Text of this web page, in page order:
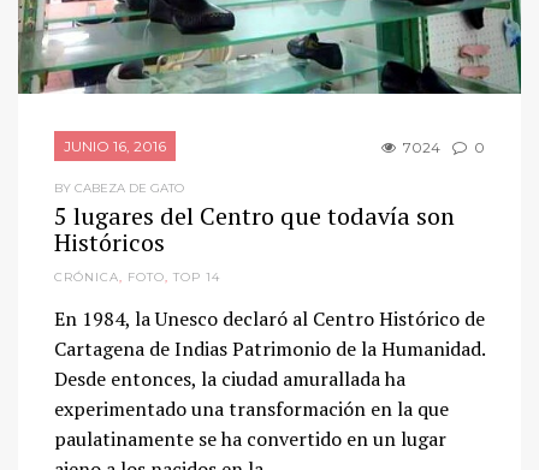
JUNIO 16, 2016 7024 0
BY CABEZA DE GATO
5 lugares del Centro que todavía son
Históricos
CRÓNICA, FOTO, TOP 14
En 1984, la Unesco declaró al Centro Histórico de
Cartagena de Indias Patrimonio de la Humanidad.
Desde entonces, la ciudad amurallada ha
experimentado una transformación en la que
paulatinamente se ha convertido en un lugar